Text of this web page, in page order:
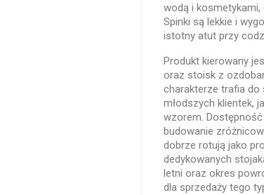
wodą i
Spinki są lekkie i
istotny atut przy
Produkt kierowany
oraz stoisk z
charakterze trafia
młodszych klientek,
wzorem.
budowanie
dobrze rotują jako
dedykowanych
letni oraz okres
dla sprzedaży tego